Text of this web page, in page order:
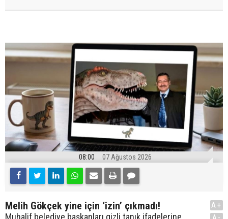
08:00 07 Ağustos 2026
Melih Gökçek yine için ‘izin’ çıkmadı!
Muhalif belediye başkanları gizli tanık ifadelerine
A+